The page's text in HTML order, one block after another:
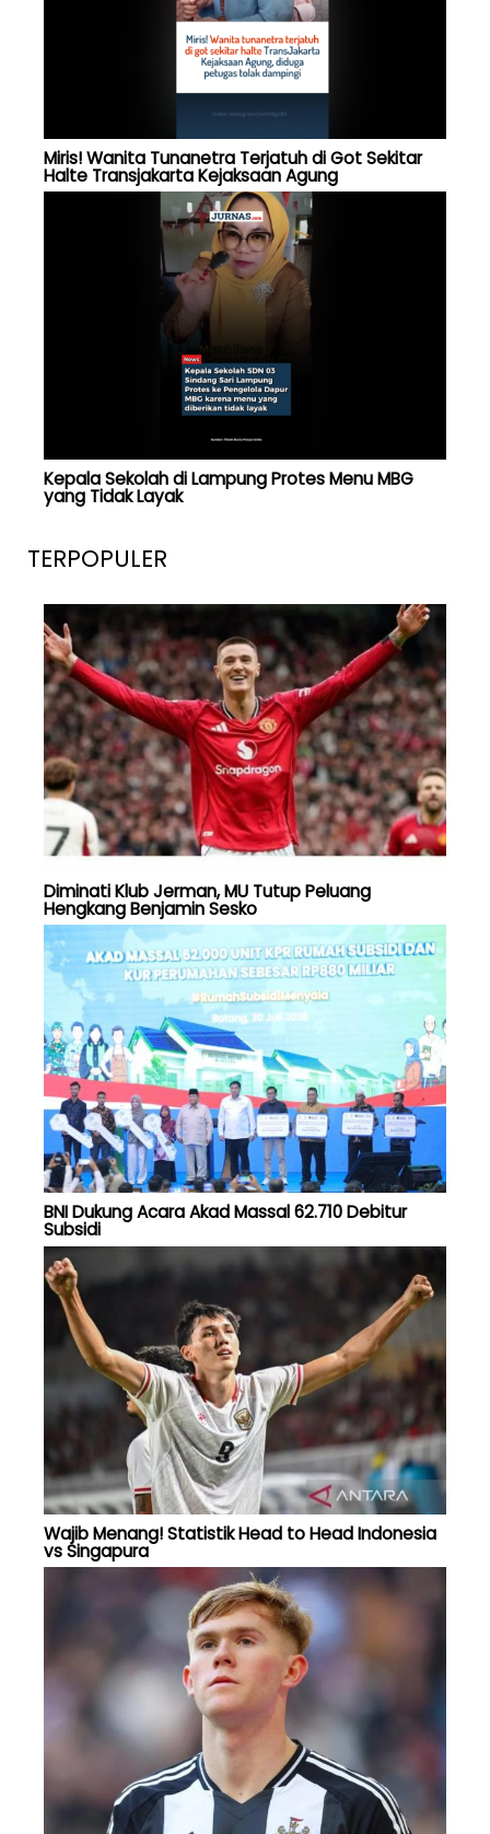
Miris! Wanita Tunanetra Terjatuh di Got Sekitar
Halte Transjakarta Kejaksaan Agung
Kepala Sekolah di Lampung Protes Menu MBG
yang Tidak Layak
TERPOPULER
Diminati Klub Jerman, MU Tutup Peluang
Hengkang Benjamin Sesko
BNI Dukung Acara Akad Massal 62.710 Debitur
Subsidi
Wajib Menang! Statistik Head to Head Indonesia
vs Singapura